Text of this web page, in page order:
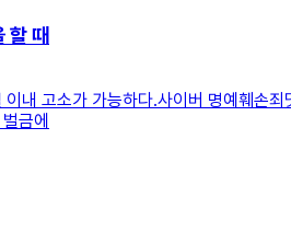
할 때
내 고소가 가능하다.사이버 명예훼손
금에